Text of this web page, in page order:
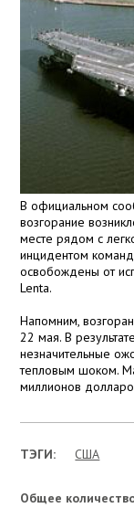
В официальном
возгорание
месте рядом с
инцидентом
освобождены от
Lenta.
Напомним,
22 мая. В
незначительные
тепловым шоком.
миллионов
ТЭГИ: США
Общее